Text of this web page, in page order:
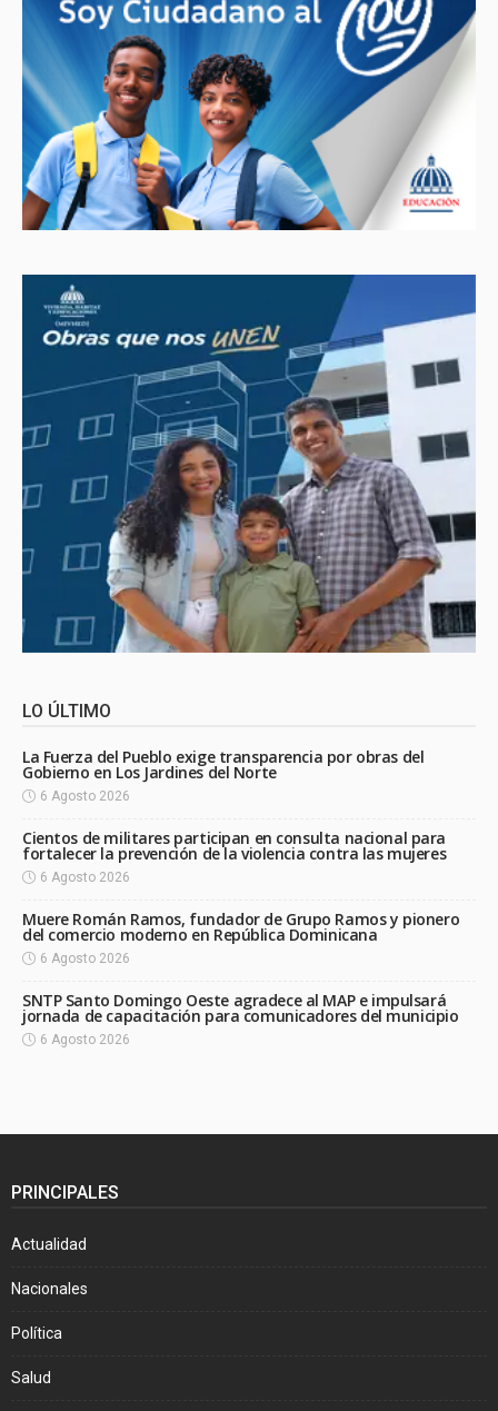
LO ÚLTIMO
La Fuerza del Pueblo exige transparencia por obras del
Gobierno en Los Jardines del Norte
6 Agosto 2026
Cientos de militares participan en consulta nacional para
fortalecer la prevención de la violencia contra las mujeres
6 Agosto 2026
Muere Román Ramos, fundador de Grupo Ramos y pionero
del comercio moderno en República Dominicana
6 Agosto 2026
SNTP Santo Domingo Oeste agradece al MAP e impulsará
jornada de capacitación para comunicadores del municipio
6 Agosto 2026
PRINCIPALES
Actualidad
Nacionales
Política
Salud